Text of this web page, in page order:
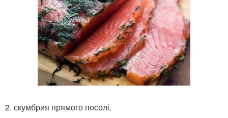
2. скумбрия прямого посолі.